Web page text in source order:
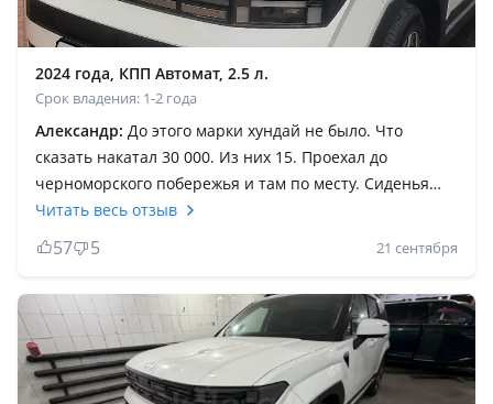
2024 года, КПП Автомат, 2.5 л.
Срок владения: 1-2 года
Александр: До этого марки хундай не было. Что
сказать накатал 30 000. Из них 15. Проехал до
черноморского побережья и там по месту. Сиденья
удобные.4 взрослыхс комфортом правдав заде был
матрас и это была просторная кровать. Салон конечно
расчитан на семью и путешествия. Удобно комфортно
современо. Расход трасса на полном приводе в с
реднем 9л. Что приятно удивило учитывая серпантин
подъёмы в горы и т. Д. Тяги хватает на обгоны (пусть
говорят что хотят) прошёл урал и т. Д вообщем
проехал легко. Автосвет тоже заслуживает уважения.
Читать весь отзыв
57 5 21 сентября